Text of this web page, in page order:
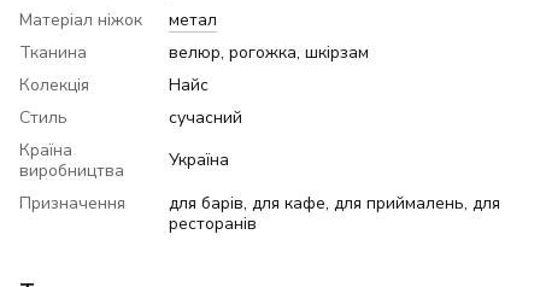
Матеріал ніжок
метал
Тканина
велюр, рогожка, шкірзам
Колекція
Найс
Стиль
сучасний
Країна
виробництва
Україна
Призначення
для барів, для кафе, для приймалень, для
ресторанів